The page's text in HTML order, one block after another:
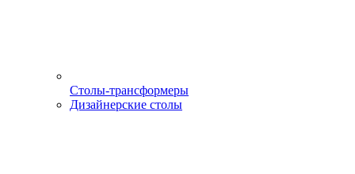
Столы-трансформеры
Дизайнерские столы